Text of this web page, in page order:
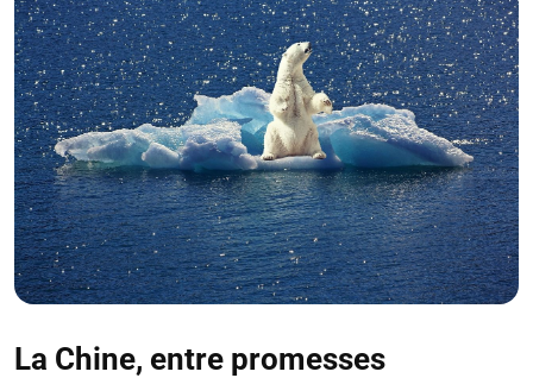
La Chine, entre promesses